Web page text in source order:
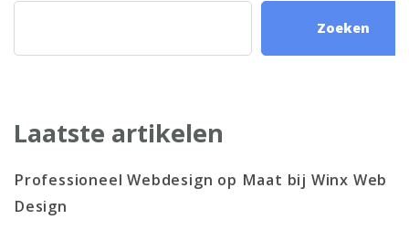
Zoeken
Laatste artikelen
Professioneel Webdesign op Maat bij Winx Web
Design